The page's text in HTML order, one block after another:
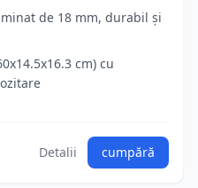
de 18 mm, durabil și
cm) cu
Detalii cumpără